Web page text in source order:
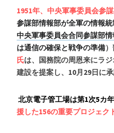
1951年、中央軍事委員会参
参謀部情報部が全軍の情報統
中央軍事委員会合同参謀部
は通信の確保と戦争の準備
氏は、国務院の周恩来にラ
建設を提案し、10月29日に承
北京電子管工場は第1次5カ
援した156の重要プロジェク